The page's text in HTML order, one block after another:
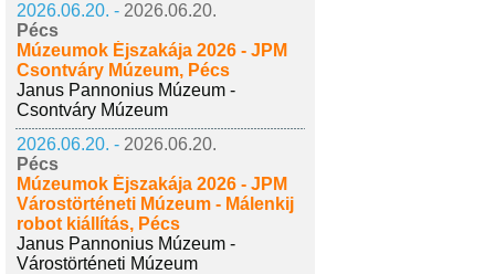
2026.06.20. - 2026.06.20.
Pécs
Múzeumok Éjszakája 2026 - JPM
Csontváry Múzeum, Pécs
Janus Pannonius Múzeum -
Csontváry Múzeum
2026.06.20. - 2026.06.20.
Pécs
Múzeumok Éjszakája 2026 - JPM
Várostörténeti Múzeum - Málenkij
robot kiállítás, Pécs
Janus Pannonius Múzeum -
Várostörténeti Múzeum